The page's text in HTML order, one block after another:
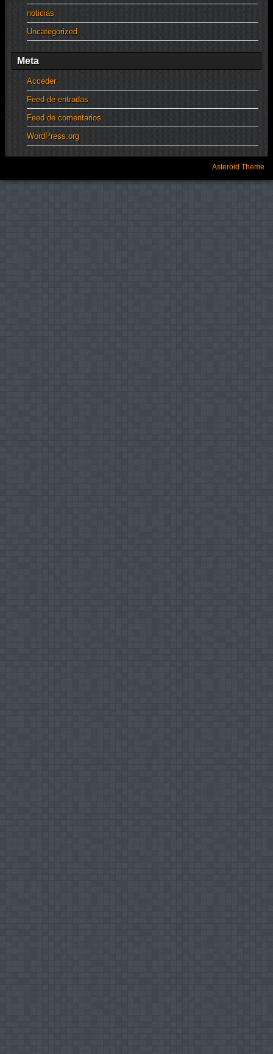
noticias
Uncategorized
Meta
Acceder
Feed de entradas
Feed de comentarios
WordPress.org
Asteroid Theme